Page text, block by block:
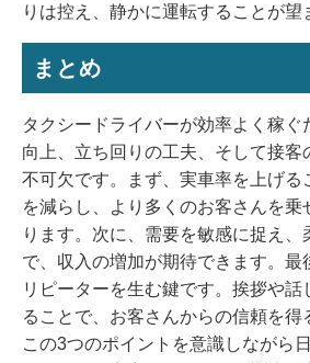
りは控え、静かに運転することが望
まとめ
タクシードライバーが効率よく稼ぐ
向上、立ち回りの工夫、そして接客
不可欠です。まず、実車率を上げる
を減らし、より多くのお客さんを乗
ります。次に、需要を敏感に捉え、
で、収入の増加が期待できます。最
リピーターを生む鍵です。挨拶や
ることで、お客さんからの信頼を得
この3つのポイントを意識しながら